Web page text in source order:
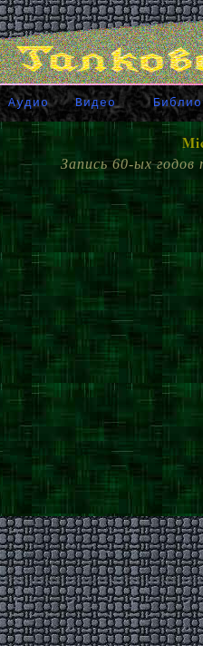
Аудио Видео
Запись 60-ых